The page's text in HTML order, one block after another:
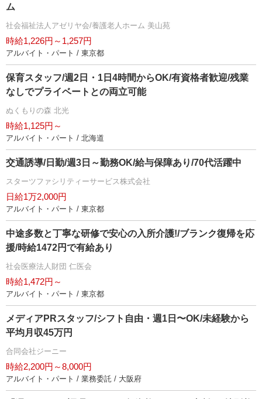
ム
社会福祉法人アゼリヤ会/養護老人ホーム 美山苑
時給1,226円～1,257円
アルバイト・パート / 東京都
保育スタッフ/週2日・1日4時間からOK/有資格者歓迎/残業
なしでプライベートとの両立可能
ぬくもりの森 北光
時給1,125円～
アルバイト・パート / 北海道
交通誘導/日勤/週3日～勤務OK/給与保障あり/70代活躍中
スターツファシリティーサービス株式会社
日給1万2,000円
アルバイト・パート / 東京都
中途多数と丁寧な研修で安心の入所介護!/ブランク復帰を応
援/時給1472円で有給あり
社会医療法人財団 仁医会
時給1,472円～
アルバイト・パート / 東京都
メディアPRスタッフ/シフト自由・週1日〜OK/未経験から
平均月収45万円
合同会社ジーニー
時給2,200円～8,000円
アルバイト・パート / 業務委託 / 大阪府